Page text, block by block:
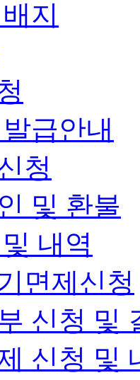
지
급안내
청
및 환불
내역
면제신청
신청 및
신청 및